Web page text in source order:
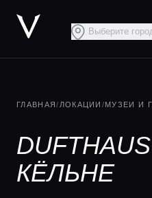
Выберите
ГЛАВНАЯ/ ЛОКАЦИИ /МУЗЕИ И
КЁЛЬНЕ